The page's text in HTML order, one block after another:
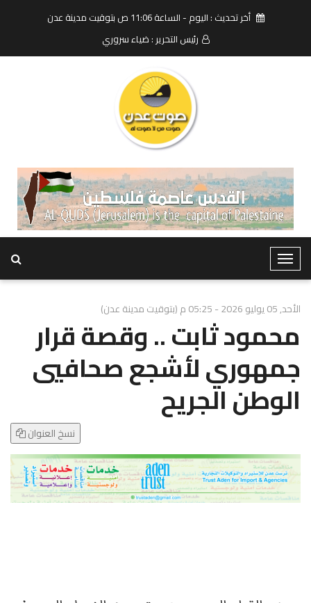
أخر تحديث : اليوم - الساعة 11:06 ص بتوقيت مدينة عدن
رئيس التحرير : ضياء سروري
T
o
g
e
N
a
v
i
t
i
o
الأحد, 05 يوليو 2026 - 05:25 م (بتوقيت مدينة عدن)
محمود ثابت .. وقصة قرار
جمهوري لأشجع صحافيي
الوطن الجريح
نسخ العنوان